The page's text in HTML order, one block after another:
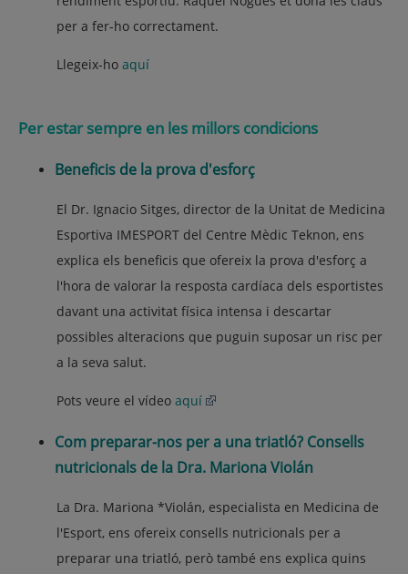
per a fer-ho correctament.
Llegeix-ho aquí
Per estar sempre en les millors condicions
Beneficis de la prova d'esforç
El Dr. Ignacio Sitges, director de la Unitat de Medicina
Esportiva IMESPORT del Centre Mèdic Teknon, ens
explica els beneficis que ofereix la prova d'esforç a
l'hora de valorar la resposta cardíaca dels esportistes
davant una activitat física intensa i descartar
possibles alteracions que puguin suposar un risc per
a la seva salut.
Pots veure el vídeo aquí
Com preparar-nos per a una triatló? Consells
nutricionals de la Dra. Mariona Violán
La Dra. Mariona *Violán, especialista en Medicina de
l'Esport, ens ofereix consells nutricionals per a
preparar una triatló, però també ens explica quins